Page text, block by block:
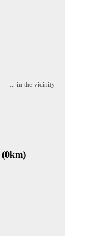
... in the vicinity
(0km)